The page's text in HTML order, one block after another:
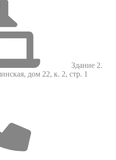
Здание 2.
дом 22, к. 2, стр. 1